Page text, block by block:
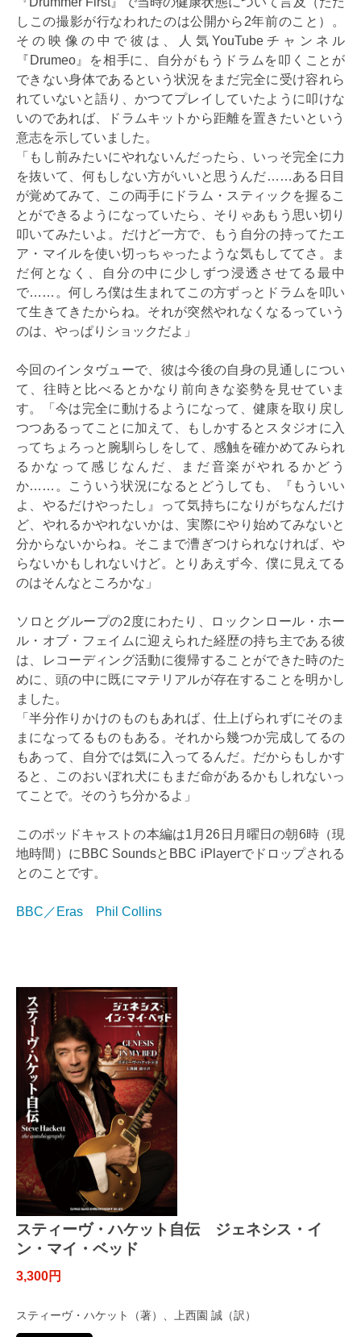
しこの撮影が行なわれたのは公開から2年前のこと）。
その映像の中で彼は、人気YouTubeチャンネル
『Drumeo』を相手に、自分がもうドラムを叩くことが
できない身体であるという状況をまだ完全に受け容れら
れていないと語り、かつてプレイしていたように叩けな
いのであれば、ドラムキットから距離を置きたいという
意志を示していました。
「もし前みたいにやれないんだったら、いっそ完全に力
を抜いて、何もしない方がいいと思うんだ……ある日目
が覚めてみて、この両手にドラム・スティックを握るこ
とができるようになっていたら、そりゃあもう思い切り
叩いてみたいよ。だけど一方で、もう自分の持ってたエ
ア・マイルを使い切っちゃったような気もしててさ。ま
だ何となく、自分の中に少しずつ浸透させてる最中
で……。何しろ僕は生まれてこの方ずっとドラムを叩い
て生きてきたからね。それが突然やれなくなるっていう
のは、やっぱりショックだよ」
今回のインタヴューで、彼は今後の自身の見通しについ
て、往時と比べるとかなり前向きな姿勢を見せていま
す。「今は完全に動けるようになって、健康を取り戻し
つつあるってことに加えて、もしかするとスタジオに入
ってちょろっと腕馴らしをして、感触を確かめてみられ
るかなって感じなんだ、まだ音楽がやれるかどう
か……。こういう状況になるとどうしても、『もういい
よ、やるだけやったし』って気持ちになりがちなんだけ
ど、やれるかやれないかは、実際にやり始めてみないと
分からないからね。そこまで漕ぎつけられなければ、や
らないかもしれないけど。とりあえず今、僕に見えてる
のはそんなところかな」
ソロとグループの2度にわたり、ロックンロール・ホー
ル・オブ・フェイムに迎えられた経歴の持ち主である彼
は、レコーディング活動に復帰することができた時のた
めに、頭の中に既にマテリアルが存在することを明かし
ました。
「半分作りかけのものもあれば、仕上げられずにそのま
まになってるものもある。それから幾つか完成してるの
もあって、自分では気に入ってるんだ。だからもしかす
ると、このおいぼれ犬にもまだ命があるかもしれないっ
てことで。そのうち分かるよ」
このポッドキャストの本編は1月26日月曜日の朝6時（現
地時間）にBBC SoundsとBBC iPlayerでドロップされる
とのことです。
BBC／Eras Phil Collins
スティーヴ・ハケット自伝 ジェネシス・イ
ン・マイ・ベッド
3,300円
スティーヴ・ハケット（著）、上西園 誠（訳）